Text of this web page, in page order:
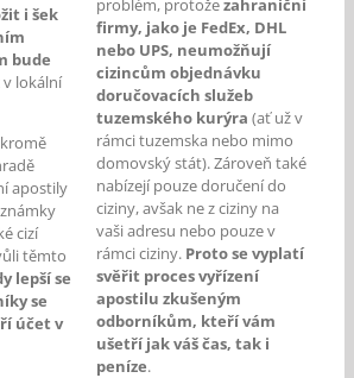
i šek
bude
v lokální
apostily
cizí
těmto
lepší se
se
účet v
problém, protožezahraniční
firmy, jako je FedEx, DHL
nebo UPS, neumožňují
cizincům objednávku
doručovacích služeb
tuzemského kurýra (ať už v
rámci tuzemska nebo mimo
domovský stát). Zároveň také
nabízejí pouze doručení do
ciziny, avšak ne z ciziny na
vaši adresu nebo pouze v
rámci ciziny. Proto se vyplatí
svěřit proces vyřízení
apostilu zkušeným
odborníkům, kteří vám
ušetří jak váš čas, tak i
peníze.